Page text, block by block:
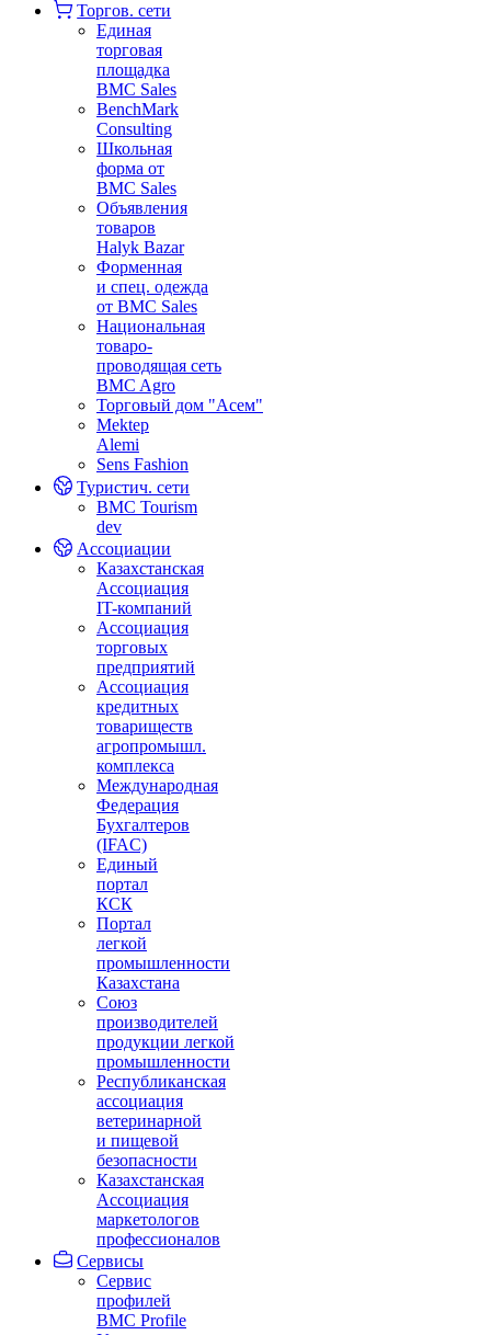
Торгов. сети
Единая
торговая
площадка
BMC Sales
BenchMark
Consulting
Школьная
форма от
BMC Sales
Объявления
товаров
Halyk Bazar
Форменная
и спец. одежда
от BMC Sales
Национальная
товаро-
проводящая сеть
BMC Agro
Торговый дом "Асем"
Mektep
Alemi
Sens Fashion
Туристич. сети
BMC Tourism
dev
Ассоциации
Казахстанская
Ассоциация
IT-компаний
Ассоциация
торговых
предприятий
Ассоциация
кредитных
товариществ
агропромышл.
комплекса
Международная
Федерация
Бухгалтеров
(IFAC)
Единый
портал
КСК
Портал
легкой
промышленности
Казахстана
Союз
производителей
продукции легкой
промышленности
Республиканская
ассоциация
ветеринарной
и пищевой
безопасности
Казахстанская
Ассоциация
маркетологов
профессионалов
Сервисы
Сервис
профилей
BMC Profile